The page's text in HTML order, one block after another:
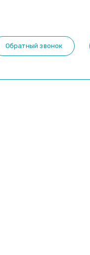
Обратный звонок